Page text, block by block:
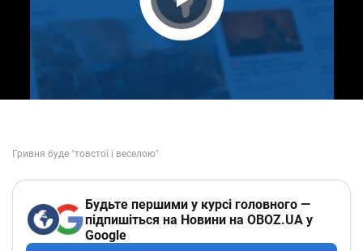
Play Video
Будьте першими у курсі головного —
підпишіться на Новини на OBOZ.UA у
Google